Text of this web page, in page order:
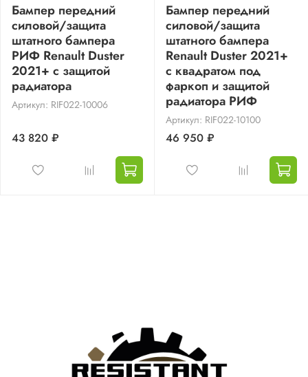
Бампер передний
силовой/защита
штатного бампера
РИФ Renault Duster
2021+ с защитой
радиатора
Артикул: RIF022-10006
43 820 ₽
Бампер передний
силовой/защита
штатного бампера
Renault Duster 2021+
с квадратом под
фаркоп и защитой
радиатора РИФ
Артикул: RIF022-10100
46 950 ₽